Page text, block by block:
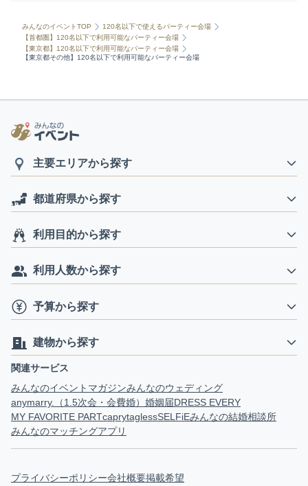
みんなのイベントTOP
120名以下で使えるパーティー会場
【首都圏】120名以下で利用可能なパーティー会場
【東京都】120名以下で利用可能なパーティー会場
【東京都その他】120名以下で利用可能なパーティー会場
主要エリアから探す
都道府県から探す
利用目的から探す
利用人数から探す
予算から探す
建物から探す
関連サービス
みんなのイベントマガジンみんなのウェディング
anymarry.（1.5次会・会費婚） 婚姻届DRESS EVERY
MY FAVORITE PARTcaprytaglessSELFiEみんなの結婚相談所
みんなのマッチングアプリ
プライバシーポリシー会社概要掲載希望